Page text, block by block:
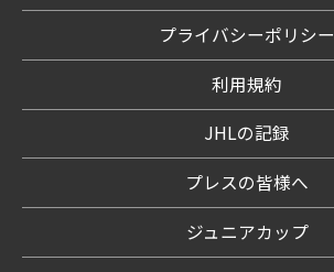
プライバシーポリシー
利用規約
JHLの記録
プレスの皆様へ
ジュニアカップ